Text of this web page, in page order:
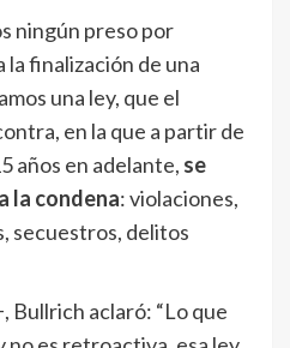
ningún preso por
la finalización de una
una ley, que el
en la que a partir de
años en adelante, se
la condena: violaciones,
secuestros, delitos
Bullrich aclaró: “Lo que